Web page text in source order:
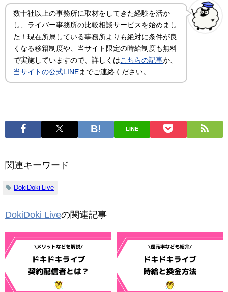
数十社以上の事務所に取材をしてきた経験を活か
し、ライバー事務所の比較相談サービスを始めまし
た！現在所属している事務所よりも絶対に条件が良
くなる移籍制度や、当サイト限定の時給制度も無料
で実施していますので、詳しくは こちらの記事か、
当サイトの公式LINE までご連絡ください。
LINE
関連キーワード
DokiDoki Live
DokiDoki Liveの関連記事